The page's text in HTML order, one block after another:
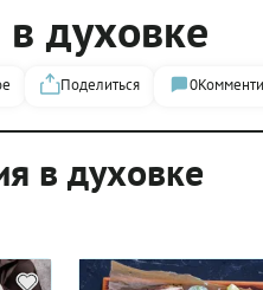
духовке
Поделиться 0
в духовке